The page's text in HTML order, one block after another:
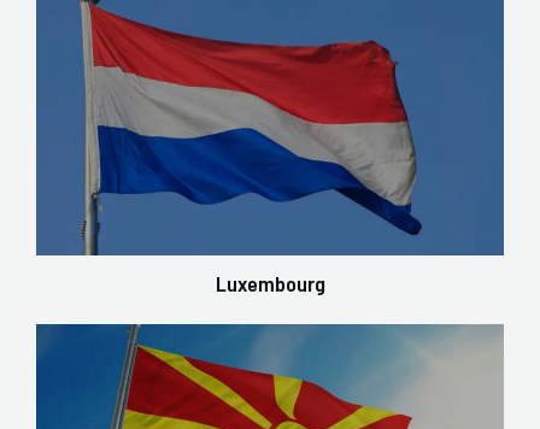
Luxembourg